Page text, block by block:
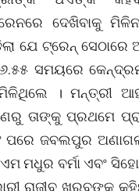
ଦେଖିବାକୁ
ଯେ ଟ୍ରେନ୍ ସେଠାରେ
ସମୟରେ
। ମନ୍ତ୍ରୀ
ତାଙ୍କୁ ପ୍ରଥମେ
ପରେ ଜବଲପୁର
ମଧୁର ବର୍ମା ଏବଂ
ରାଜୀବ ଖରବଙ୍କ